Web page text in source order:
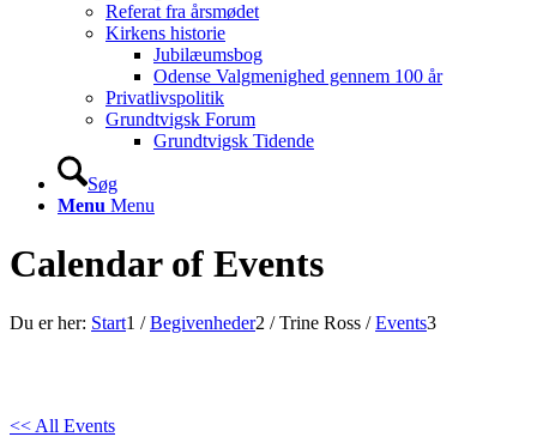
Referat fra årsmødet
Kirkens historie
Jubilæumsbog
Odense Valgmenighed gennem 100 år
Privatlivspolitik
Grundtvigsk Forum
Grundtvigsk Tidende
Søg
Menu Menu
Calendar of Events
Du er her: Start1 / Begivenheder2 / Trine Ross / Events3
<< All Events